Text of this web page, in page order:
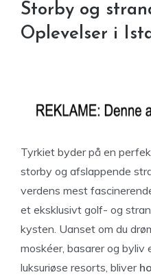
Storby og
Oplevelser i
Tyrkiet byder på en
storby og afslappende
verdens mest
et eksklusivt golf- og
kysten. Uanset om du
moskéer, basarer og byliv
luksuriøse resorts, bliver